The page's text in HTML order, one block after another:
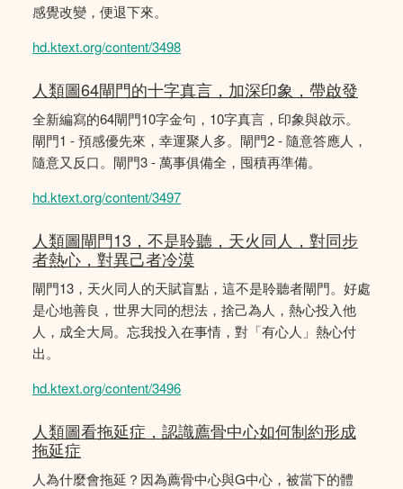
感覺改變，便退下來。
hd.ktext.org/content/3498
人類圖64閘門的十字真言，加深印象，帶啟發
全新編寫的64閘門10字金句，10字真言，印象與啟示。
閘門1 - 預感優先來，幸運聚人多。閘門2 - 隨意答應人，
隨意又反口。閘門3 - 萬事俱備全，囤積再準備。
hd.ktext.org/content/3497
人類圖閘門13，不是聆聽，天火同人，對同步
者熱心，對異己者冷漠
閘門13，天火同人的天賦盲點，這不是聆聽者閘門。好處
是心地善良，世界大同的想法，捨己為人，熱心投入他
人，成全大局。忘我投入在事情，對「有心人」熱心付
出。
hd.ktext.org/content/3496
人類圖看拖延症，認識薦骨中心如何制約形成
拖延症
人為什麼會拖延？因為薦骨中心與G中心，被當下的體